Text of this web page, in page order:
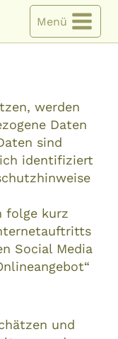
Menü
werden
Daten
sind
identifiziert
folge kurz
Social Media
und